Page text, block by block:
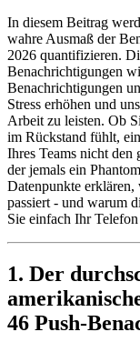
In diesem Beitrag
wahre Ausmaß der
2026 quantifizieren.
Benachrichtigungen
Benachrichtigungen
Stress erhöhen und
Arbeit zu leisten. Ob
im Rückstand fühlt,
Ihres Teams nicht den
der jemals ein
Datenpunkte
passiert - und warum
Sie einfach Ihr
1. Der
46 Push-